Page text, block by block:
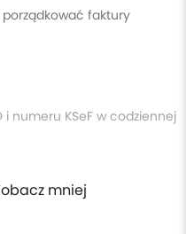
porządkować faktury
i numeru KSeF w codziennej
mniej